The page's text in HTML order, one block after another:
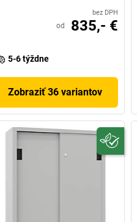
bez DPH
od 835,- €
5-6 týždne
Zobraziť 36 variantov